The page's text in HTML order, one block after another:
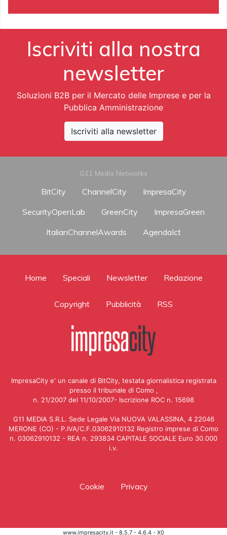
Iscriviti alla nostra
newsletter
Soluzioni B2B per il Mercato delle Imprese e per la
Pubblica Amministrazione
Iscriviti alla newsletter
G11 Media Networks
BitCity ChannelCity
ImpresaCity
SecurityOpenLab
GreenCity
ImpresaGreen
ItalianChannelAwards
AgendaIct
Home Speciali Newsletter Redazione
Copyright Pubblicità RSS
ImpresaCity e' un canale di BitCity, testata giornalistica registrata
presso il tribunale di Como ,
n. 21/2007 del 11/10/2007- Iscrizione ROC n. 15698
G11 MEDIA S.R.L. Sede Legale Via NUOVA VALASSINA, 4 22046
MERONE (CO) - P.IVA/C.F.03062910132 Registro imprese di Como
n. 03062910132 - REA n. 293834 CAPITALE SOCIALE Euro 30.000
i.v.
Cookie Privacy
www.impresacity.it - 8.5.7 - 4.6.4 - X0